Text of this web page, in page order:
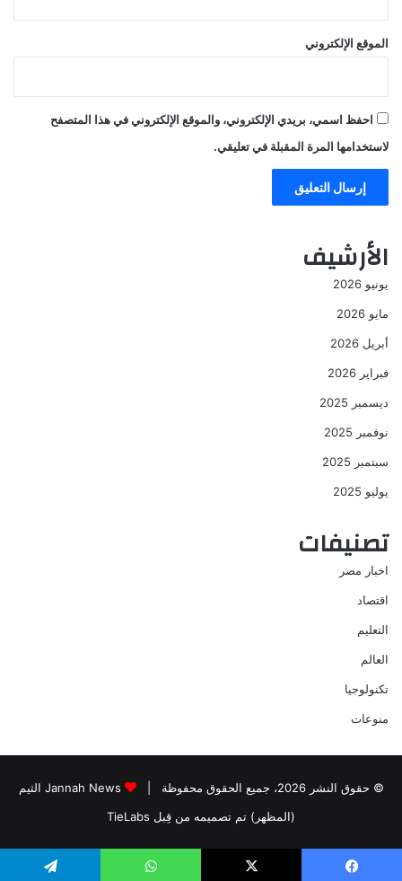
الموقع الإلكتروني
احفظ اسمي، بريدي الإلكتروني، والموقع الإلكتروني في هذا المتصفح
لاستخدامها المرة المقبلة في تعليقي.
الأرشيف
يونيو 2026
مايو 2026
أبريل 2026
فبراير 2026
ديسمبر 2025
نوفمبر 2025
سبتمبر 2025
يوليو 2025
تصنيفات
اخبار مصر
اقتصاد
التعليم
العالم
تكنولوجيا
منوعات
© حقوق النشر 2026، جميع الحقوق محفوظة |
Jannah News الثيم
(المظهر) تم تصميمه من قِبل TieLabs